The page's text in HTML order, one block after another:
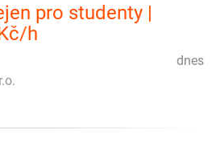
pro studenty |
h
dnes